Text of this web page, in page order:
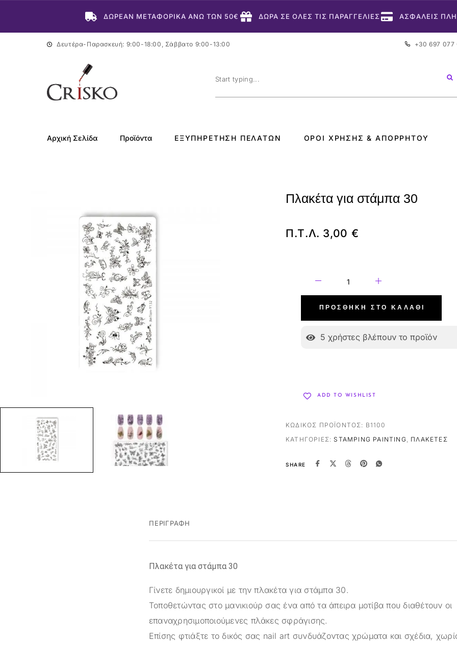
ΔΩΡΕΑΝ ΜΕΤΑΦΟΡΙΚΑ ΑΝΩ ΤΩΝ 50€ ΔΩΡΑ ΣΕ ΟΛΕΣ ΤΙΣ ΠΑΡΑΓΓΕΛΙΕΣ ΑΣΦΑΛΕΙΣ
Δευτέρα-Παρασκευή: 9:00-18:00, Σάββατο 9:00-13:00 +30 697
Αρχική Σελίδα Προϊόντα ΕΞΥΠΗΡΈΤΗΣΗ ΠΕΛΑΤΏΝ ΌΡΟΙ ΧΡΉΣΗΣ & ΑΠΟΡΡΉΤΟΥ
Πλακέτα για στάμπα 30
Π.Τ.Λ. 3,00 €
ΠΡΟΣΘΉΚΗ ΣΤΟ ΚΑΛΆΘΙ
5 χρήστες βλέπουν το προϊόν
ADD TO WISHLIST
ΚΩΔΙΚΌΣ ΠΡΟΪΌΝΤΟΣ: B1100
ΚΑΤΗΓΟΡΊΕΣ: STAMPING PAINTING , ΠΛΑΚΈΤΕΣ
SHARE
ΠΕΡΙΓΡΑΦΉ
Πλακέτα για στάμπα 30
Γίνετε δημιουργικοί με την πλακέτα για στάμπα 30.
Τοποθετώντας στο μανικιούρ σας ένα από τα άπειρα μοτίβα που διαθέτουν οι
επαναχρησιμοποιούμενες πλάκες σφράγισης.
Επίσης φτιάξτε το δικός σας nail art συνδυάζοντας χρώματα και σχέδια,